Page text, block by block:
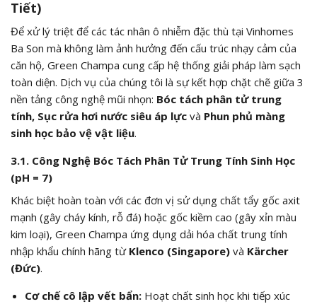
Tiết)
Để xử lý triệt để các tác nhân ô nhiễm đặc thù tại Vinhomes
Ba Son mà không làm ảnh hưởng đến cấu trúc nhạy cảm của
căn hộ, Green Champa cung cấp hệ thống giải pháp làm sạch
toàn diện. Dịch vụ của chúng tôi là sự kết hợp chặt chẽ giữa 3
nền tảng công nghệ mũi nhọn: Bóc tách phân tử trung
tính, Sục rửa hơi nước siêu áp lực và Phun phủ màng
sinh học bảo vệ vật liệu.
3.1. Công Nghệ Bóc Tách Phân Tử Trung Tính Sinh Học
(pH = 7)
Khác biệt hoàn toàn với các đơn vị sử dụng chất tẩy gốc axit
mạnh (gây cháy kính, rỗ đá) hoặc gốc kiềm cao (gây xỉn màu
kim loại), Green Champa ứng dụng dải hóa chất trung tính
nhập khẩu chính hãng từ Klenco (Singapore) và Kärcher
(Đức).
Cơ chế cô lập vết bẩn:Hoạt chất sinh học khi tiếp xúc